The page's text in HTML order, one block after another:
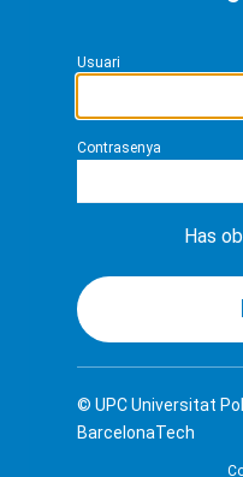
Usuari
Contrasenya
Has
© UPCUniversitat
BarcelonaTech